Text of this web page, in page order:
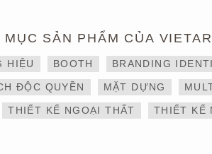
MỤC SẢN PHẨM CỦA
HIỆU BOOTH BRANDING
ĐỘC QUYỀN MẶT DỰNG
THIẾT KẾ NGOẠI THẤT THIẾT KẾ
THI CÔNG
6×9 TẠI
IBTE 2024 –
GIAN,
GIÁ TRỊ
HIỆU
THIẾT KẾ VÀ THI
GIAN HÀNG 6×9
TRIỂN LÃM IBTE
GIAN HÀNG